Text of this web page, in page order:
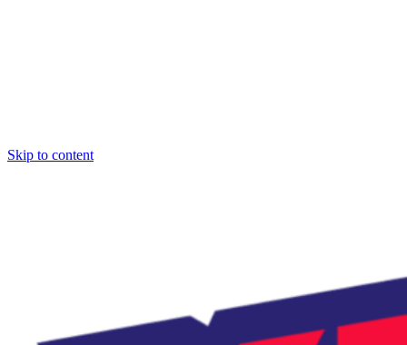
Skip to content